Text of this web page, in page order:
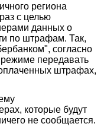
региона
с целью
данных о
по штрафам. Так,
согласно
передавать
штрафах,
которые будут
не сообщается.